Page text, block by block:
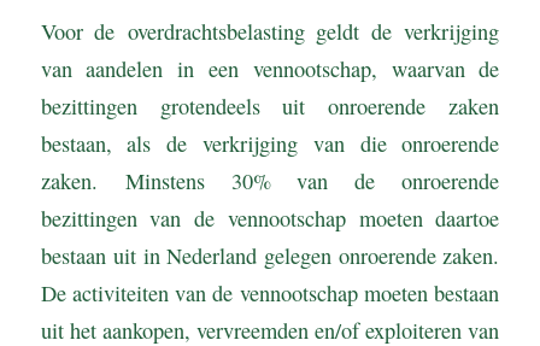
Voor de overdrachtsbelasting geldt de verkrijging
van aandelen in een vennootschap, waarvan de
bezittingen grotendeels uit onroerende zaken
bestaan, als de verkrijging van die onroerende
zaken. Minstens 30% van de onroerende
bezittingen van de vennootschap moeten daartoe
bestaan uit in Nederland gelegen onroerende zaken.
De activiteiten van de vennootschap moeten bestaan
uit het aankopen, vervreemden en/of exploiteren van